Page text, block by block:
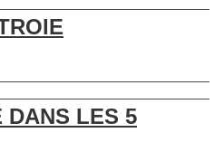
DANS LES 5